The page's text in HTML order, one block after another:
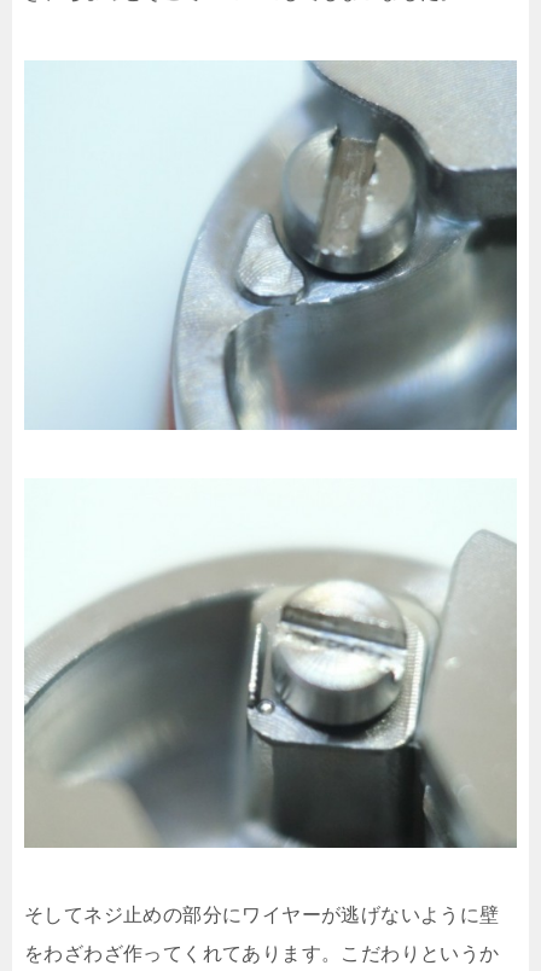
そしてネジ止めの部分にワイヤーが逃げないように壁
をわざわざ作ってくれてあります。こだわりというか